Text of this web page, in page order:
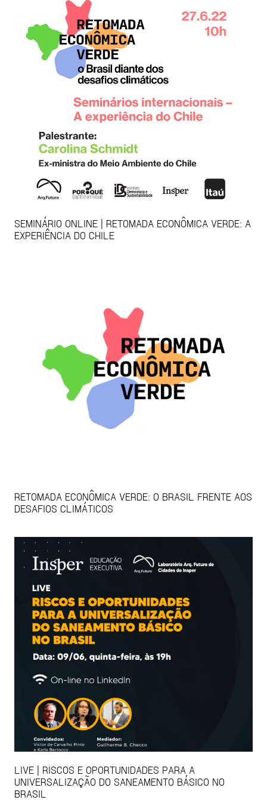
SEMINÁRIO ONLINE | RETOMADA ECONÔMICA VERDE: A
EXPERIÊNCIA DO CHILE
RETOMADA ECONÔMICA VERDE: O BRASIL FRENTE AOS
DESAFIOS CLIMÁTICOS
LIVE | RISCOS E OPORTUNIDADES PARA A
UNIVERSALIZAÇÃO DO SANEAMENTO BÁSICO NO
BRASIL